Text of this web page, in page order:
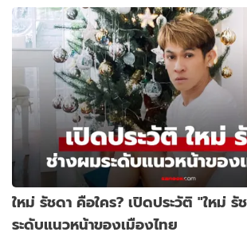
ใหม่ รัชดา คือใคร? เปิดประวัติ "ใหม่ รั
ระดับแนวหน้าของเมืองไทย